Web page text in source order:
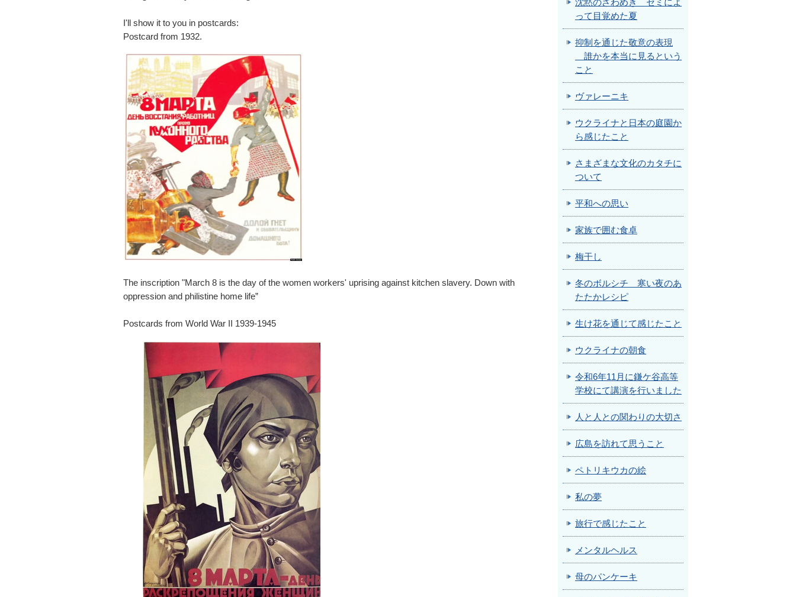
I'll show it to you in postcards:
Postcard from 1932.
The inscription "March 8 is the day of the women workers' uprising against kitchen slavery. Down with
oppression and philistine home life”
Postcards from World War II 1939-1945
沈黙のざわめき セミによ
って目覚めた夏
抑制を通じた敬意の表現
誰かを本当に見るという
こと
ヴァレーニキ
ウクライナと日本の庭園か
ら感じたこと
さまざまな文化のカタチに
ついて
平和への思い
家族で囲む食卓
梅干し
冬のボルシチ 寒い夜のあ
たたかレシピ
生け花を通じて感じたこと
ウクライナの朝食
令和6年11月に鎌ケ谷高等
学校にて講演を行いました
人と人との関わりの大切さ
広島を訪れて思うこと
ペトリキウカの絵
私の夢
旅行で感じたこと
メンタルヘルス
母のパンケーキ